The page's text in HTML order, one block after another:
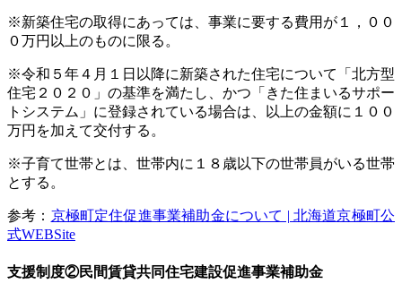
※新築住宅の取得にあっては、事業に要する費用が１，００
０万円以上のものに限る。
※令和５年４月１日以降に新築された住宅について「北方型
住宅２０２０」の基準を満たし、かつ「きた住まいるサポー
トシステム」に登録されている場合は、以上の金額に１００
万円を加えて交付する。
※子育て世帯とは、世帯内に１８歳以下の世帯員がいる世帯
とする。
参考： 京極町定住促進事業補助金について | 北海道京極町公
式WEBSite
支援制度②民間賃貸共同住宅建設促進事業補助金